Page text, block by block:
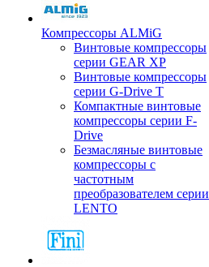
Компрессоры ALMiG
Винтовые компрессоры
серии GEAR XP
Винтовые компрессоры
серии G-Drive T
Компактные винтовые
компрессоры серии F-
Drive
Безмасляные винтовые
компрессоры с
частотным
преобразователем серии
LENTO